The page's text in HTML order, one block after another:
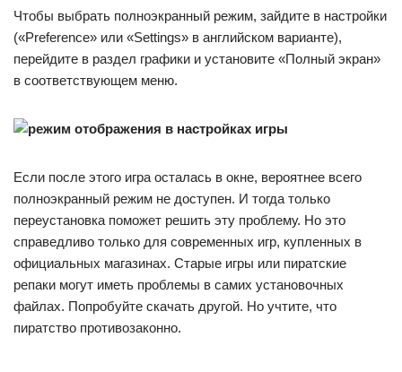
Чтобы выбрать полноэкранный режим, зайдите в настройки
(«Preference» или «Settings» в английском варианте),
перейдите в раздел графики и установите «Полный экран»
в соответствующем меню.
Если после этого игра осталась в окне, вероятнее всего
полноэкранный режим не доступен. И тогда только
переустановка поможет решить эту проблему. Но это
справедливо только для современных игр, купленных в
официальных магазинах. Старые игры или пиратские
репаки могут иметь проблемы в самих установочных
файлах. Попробуйте скачать другой. Но учтите, что
пиратство противозаконно.